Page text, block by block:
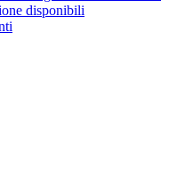
disponibili